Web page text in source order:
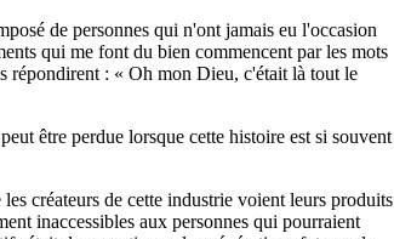
de personnes qui n'ont jamais eu l'occasion
qui me font du bien commencent par les mots
répondirent : « Oh mon Dieu, c'était là tout le
être perdue lorsque cette histoire est si souvent
créateurs de cette industrie voient leurs produits
inaccessibles aux personnes qui pourraient